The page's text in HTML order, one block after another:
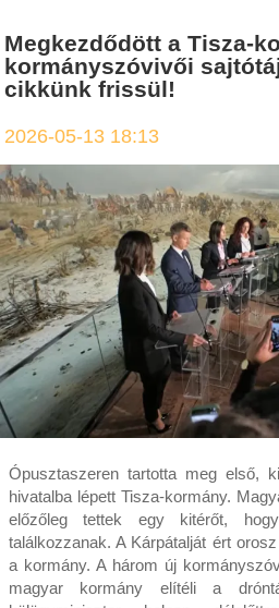
Megkezdődött a Tisza-
kormányszóvivői
cikkünk frissül!
2026-05-13 18:13
Ópusztaszeren tartotta meg első,
hivatalba lépett Tisza-kormány.
előzőleg tettek egy kitérőt,
találkozzanak. A Kárpátalját ért
a kormány. A három új
magyar kormány elítéli a